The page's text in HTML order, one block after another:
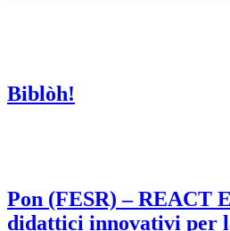
Biblòh!
Pon (FESR) – REACT
didattici innovativi per